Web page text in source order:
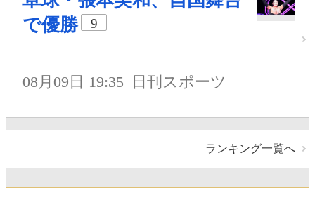
で優勝
9
08月09日 19:35 日刊スポーツ
ランキング一覧へ